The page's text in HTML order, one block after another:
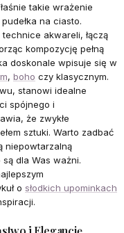
takie wrażenie
na ciasto.
akwareli, łączą
kompozycję pełną
doskonale wpisuje się w
, boho czy klasycznym.
stanowi idealne
spójnego i
że zwykłe
sztuki. Warto zadbać
niepowtarzalną
dla Was ważni.
o słodkich upominkach